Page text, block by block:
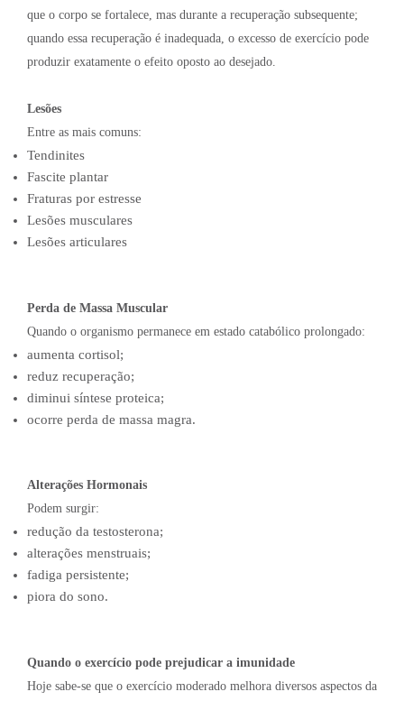
que o corpo se fortalece, mas durante a recuperação subsequente;
quando essa recuperação é inadequada, o excesso de exercício pode
produzir exatamente o efeito oposto ao desejado.
Lesões
Entre as mais comuns:
Tendinites
Fascite plantar
Fraturas por estresse
Lesões musculares
Lesões articulares
Perda de Massa Muscular
Quando o organismo permanece em estado catabólico prolongado:
aumenta cortisol;
reduz recuperação;
diminui síntese proteica;
ocorre perda de massa magra.
Alterações Hormonais
Podem surgir:
redução da testosterona;
alterações menstruais;
fadiga persistente;
piora do sono.
Quando o exercício pode prejudicar a imunidade
Hoje sabe-se que o exercício moderado melhora diversos aspectos da